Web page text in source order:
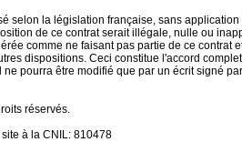
selon la législation française, sans
de ce contrat serait illégale, nulle ou
comme ne faisant pas partie de ce contrat
dispositions. Ceci constitue l'accord
ne pourra être modifié que par un écrit signé
réservés.
à la CNIL: 810478